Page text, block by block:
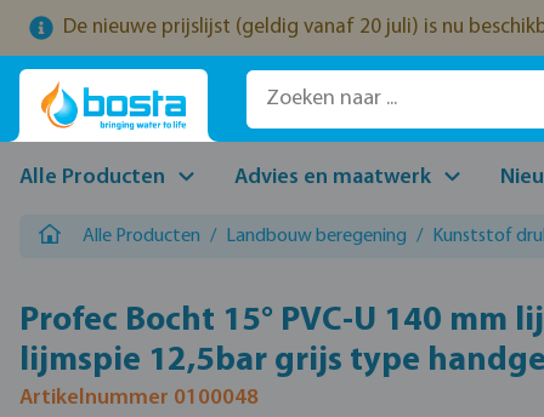
de hoofdinhoud
Ga naar de zoekopdracht
Ga naar de hoofdnavigatie
De nieuwe prijslijst (geldig vanaf 20 juli) is nu
Alle Producten Advies en maatwerk
Alle Producten / Landbouw beregening / Kunststof
Profec Bocht 15° PVC-U 140 mm
lijmspie 12,5bar grijs type
Artikelnummer 0100048